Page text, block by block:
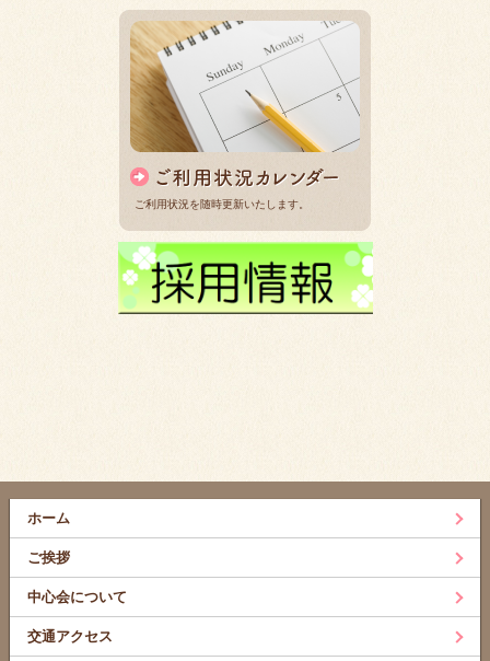
ご利用状況を随時更新いたします。
ホーム
ご挨拶
中心会について
交通アクセス